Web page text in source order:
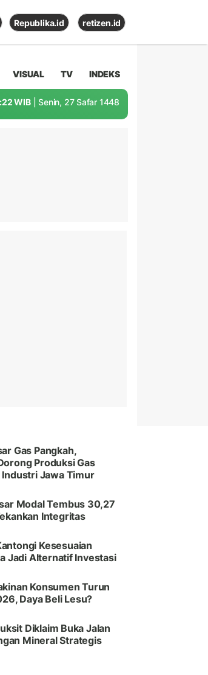
Republika.id retizen.id
VISUAL TV INDEKS
WIB | Senin, 27 Safar 1448
Gas Pangkah,
Produksi Gas
Jawa Timur
Modal Tembus 30,27
Integritas
Kesesuaian
Jadi Alternatif Investasi
Konsumen Turun
Daya Beli Lesu?
Diklaim Buka Jalan
Mineral Strategis